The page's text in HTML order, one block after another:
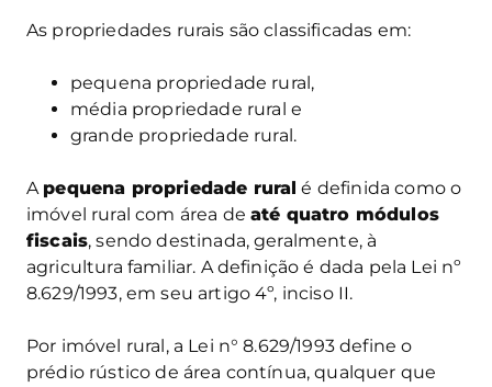
As propriedades rurais são classificadas em:
pequena propriedade rural,
média propriedade rural e
grande propriedade rural.
A pequena propriedade rural é definida como o
imóvel rural com área deaté quatro módulos
fiscais, sendo destinada, geralmente, à
agricultura familiar. A definição é dada pela Lei nº
8.629/1993, em seu artigo 4º, inciso II.
Por imóvel rural, a Lei n° 8.629/1993 define o
prédio rústico de área contínua, qualquer que